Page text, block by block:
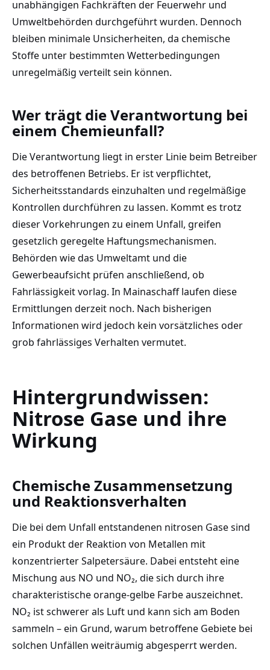
unabhängigen Fachkräften der Feuerwehr und
Umweltbehörden durchgeführt wurden. Dennoch
bleiben minimale Unsicherheiten, da chemische
Stoffe unter bestimmten Wetterbedingungen
unregelmäßig verteilt sein können.
Wer trägt die Verantwortung bei
einem Chemieunfall?
Die Verantwortung liegt in erster Linie beim Betreiber
des betroffenen Betriebs. Er ist verpflichtet,
Sicherheitsstandards einzuhalten und regelmäßige
Kontrollen durchführen zu lassen. Kommt es trotz
dieser Vorkehrungen zu einem Unfall, greifen
gesetzlich geregelte Haftungsmechanismen.
Behörden wie das Umweltamt und die
Gewerbeaufsicht prüfen anschließend, ob
Fahrlässigkeit vorlag. In Mainaschaff laufen diese
Ermittlungen derzeit noch. Nach bisherigen
Informationen wird jedoch kein vorsätzliches oder
grob fahrlässiges Verhalten vermutet.
Hintergrundwissen:
Nitrose Gase und ihre
Wirkung
Chemische Zusammensetzung
und Reaktionsverhalten
Die bei dem Unfall entstandenen nitrosen Gase sind
ein Produkt der Reaktion von Metallen mit
konzentrierter Salpetersäure. Dabei entsteht eine
Mischung aus NO und NO₂, die sich durch ihre
charakteristische orange-gelbe Farbe auszeichnet.
NO₂ ist schwerer als Luft und kann sich am Boden
sammeln – ein Grund, warum betroffene Gebiete bei
solchen Unfällen weiträumig abgesperrt werden.